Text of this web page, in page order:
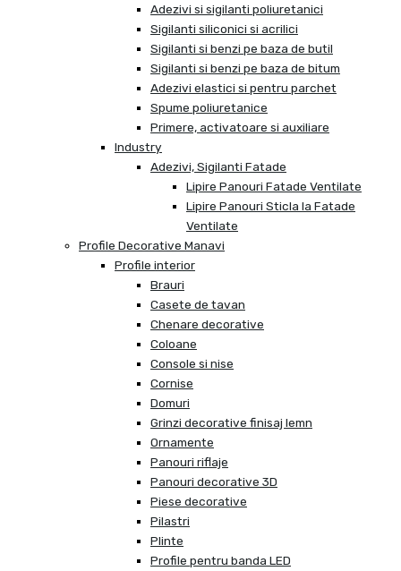
Adezivi si sigilanti poliuretanici
Sigilanti siliconici si acrilici
Sigilanti si benzi pe baza de butil
Sigilanti si benzi pe baza de bitum
Adezivi elastici si pentru parchet
Spume poliuretanice
Primere, activatoare si auxiliare
Industry
Adezivi, Sigilanti Fatade
Lipire Panouri Fatade Ventilate
Lipire Panouri Sticla la Fatade
Ventilate
Profile Decorative Manavi
Profile interior
Brauri
Casete de tavan
Chenare decorative
Coloane
Console si nise
Cornise
Domuri
Grinzi decorative finisaj lemn
Ornamente
Panouri riflaje
Panouri decorative 3D
Piese decorative
Pilastri
Plinte
Profile pentru banda LED